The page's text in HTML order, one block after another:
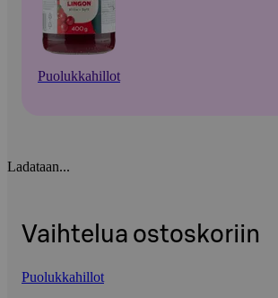
Puolukkahillot
Ladataan...
Vaihtelua ostoskoriin
Puolukkahillot